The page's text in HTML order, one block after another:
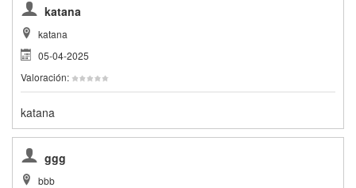
katana
katana
05-04-2025
Valoración:
katana
ggg
bbb